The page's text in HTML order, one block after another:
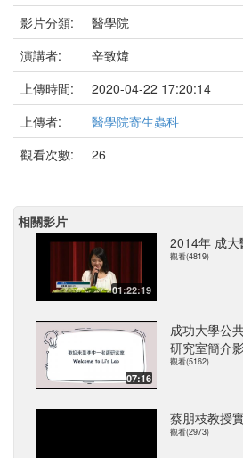
影片分類:
醫學院
演講者:
辛致煒
上傳時間:
2020-04-22 17:20:14
上傳者:
醫學院寄生蟲科
觀看次數:
26
相關影片
01:22:19
2014年 成
觀看(4819)
07:16
成功大學公
研究室簡介
觀看(5162)
蔡朋枝教授
觀看(2973)